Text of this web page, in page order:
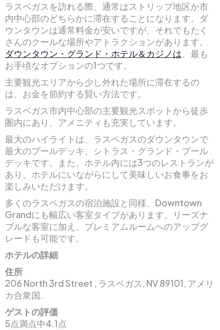
ラスベガスを訪れる際、通常はストリップ地区か市
内中心部のどちらかに滞在することになります。ダ
ウンタウンは通常料金が安いですが、それでもたく
さんのクールな場所やアトラクションがあります。
ダウンタウン・グランド・ホテル＆カジノは、最も
お手頃なオプションの1つです。
主要観光エリアから少し外れた場所に滞在するの
は、お金を節約する賢い方法です。
ラスベガス市内中心部の主要観光スポットから徒歩
圏内にあり、アメニティも充実しています。
最大のハイライトは、ラスベガスのダウンタウンで
最大のプールデッキ、シトラス・グランド・プール
デッキです。また、ホテル内には3つのレストランが
あり、ホテルにいながらにして美味しいお食事をお
楽しみいただけます。
多くのラスベガスの宿泊施設と同様、Downtown
Grandにも幅広い客室タイプがあります。リーズナ
ブルな客室に加え、プレミアムルームへのアップグ
レードも可能です。
ホテルの詳細
住所
206 North 3rd Street , ラスベガス, NV 89101, アメリ
カ合衆国.
ゲストの評価
5点満点中4.1点